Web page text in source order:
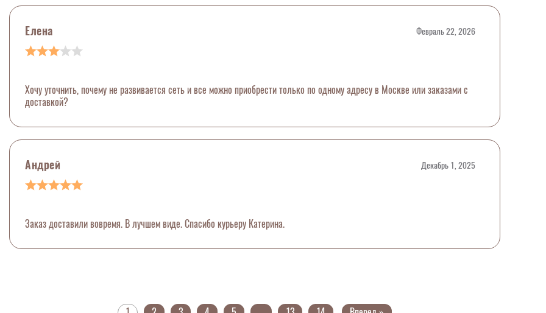
Елена Февраль 22, 2026
Хочу уточнить, почему не развивается сеть и все можно приобрести только по одному адресу в Москве или заказами с
доставкой?
Андрей Декабрь 1, 2025
Заказ доставили вовремя. В лучшем виде. Спасибо курьеру Катерина.